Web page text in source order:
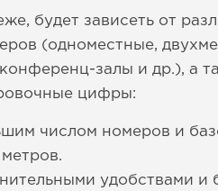
будет зависеть от
(одноместные,
залы и др.), а
цифры:
числом номеров и
удобствами и